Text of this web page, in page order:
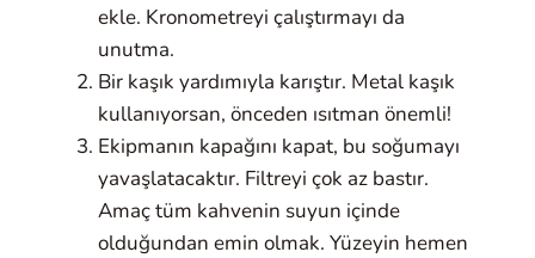
ekle. Kronometreyi çalıştırmayı da
unutma.
Bir kaşık yardımıyla karıştır. Metal kaşık
kullanıyorsan, önceden ısıtman önemli!
Ekipmanın kapağını kapat, bu soğumayı
yavaşlatacaktır. Filtreyi çok az bastır.
Amaç tüm kahvenin suyun içinde
olduğundan emin olmak. Yüzeyin hemen